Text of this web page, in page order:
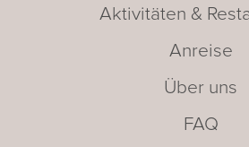
Aktivitäten &
Anreise
Über uns
FAQ